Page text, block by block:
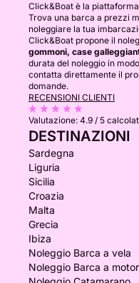
Click&Boat è la
Trova una barca a prezzi
noleggiare la tua
Click&Boat propone il
gommoni, case
durata del noleggio in
contatta direttamente il
domande.
RECENSIONI CLIENTI
Valutazione: 4.9 / 5
DESTINAZIONI
Sardegna
Liguria
Sicilia
Croazia
Malta
Grecia
Ibiza
Noleggio Barca a vela
Noleggio Barca a